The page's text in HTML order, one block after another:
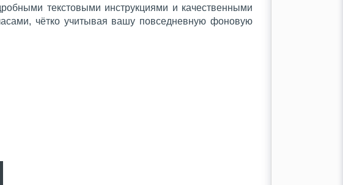
текстовыми инструкциями и качественными
чётко учитывая вашу повседневную фоновую